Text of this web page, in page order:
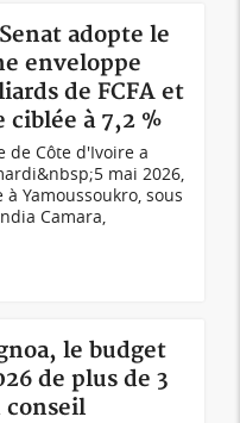
adopte le
enveloppe
de FCFA et
ciblée à 7,2 %
de Côte d'Ivoire a
mai 2026,
Yamoussoukro, sous
Camara,
le budget
de plus de 3
conseil